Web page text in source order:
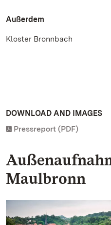
Außerdem
Kloster Bronnbach
DOWNLOAD AND IMAGES
Pressreport (PDF)
Maulbronn